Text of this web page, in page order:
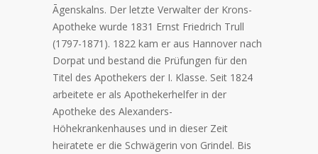
Āgenskalns. Der letzte Verwalter der Krons-
Apotheke wurde 1831 Ernst Friedrich Trull
(1797-1871). 1822 kam er aus Hannover nach
Dorpat und bestand die Prüfungen für den
Titel des Apothekers der I. Klasse. Seit 1824
arbeitete er als Apothekerhelfer in der
Apotheke des Alexanders-
Höhekrankenhauses und in dieser Zeit
heiratete er die Schwägerin von Grindel. Bis